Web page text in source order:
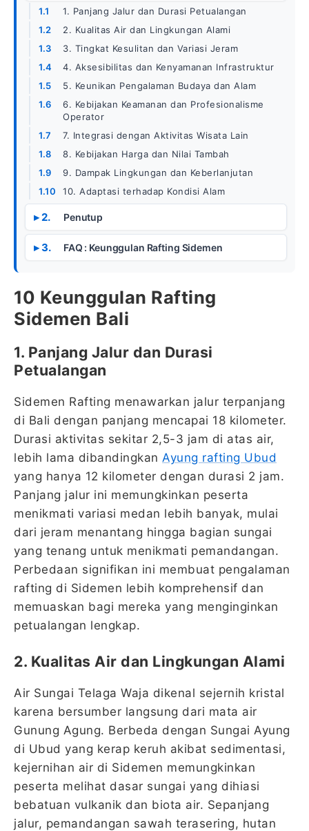
1. Panjang Jalur dan Durasi Petualangan
2. Kualitas Air dan Lingkungan Alami
3. Tingkat Kesulitan dan Variasi Jeram
4. Aksesibilitas dan Kenyamanan Infrastruktur
5. Keunikan Pengalaman Budaya dan Alam
6. Kebijakan Keamanan dan Profesionalisme
Operator
7. Integrasi dengan Aktivitas Wisata Lain
8. Kebijakan Harga dan Nilai Tambah
9. Dampak Lingkungan dan Keberlanjutan
10. Adaptasi terhadap Kondisi Alam
Penutup
FAQ : Keunggulan Rafting Sidemen
10 Keunggulan Rafting
Sidemen Bali
1. Panjang Jalur dan Durasi
Petualangan
Sidemen Rafting menawarkan jalur terpanjang
di Bali dengan panjang mencapai 18 kilometer.
Durasi aktivitas sekitar 2,5-3 jam di atas air,
lebih lama dibandingkan Ayung rafting Ubud
yang hanya 12 kilometer dengan durasi 2 jam.
Panjang jalur ini memungkinkan peserta
menikmati variasi medan lebih banyak, mulai
dari jeram menantang hingga bagian sungai
yang tenang untuk menikmati pemandangan.
Perbedaan signifikan ini membuat pengalaman
rafting di Sidemen lebih komprehensif dan
memuaskan bagi mereka yang menginginkan
petualangan lengkap.
2. Kualitas Air dan Lingkungan Alami
Air Sungai Telaga Waja dikenal sejernih kristal
karena bersumber langsung dari mata air
Gunung Agung. Berbeda dengan Sungai Ayung
di Ubud yang kerap keruh akibat sedimentasi,
kejernihan air di Sidemen memungkinkan
peserta melihat dasar sungai yang dihiasi
bebatuan vulkanik dan biota air. Sepanjang
jalur, pemandangan sawah terasering, hutan